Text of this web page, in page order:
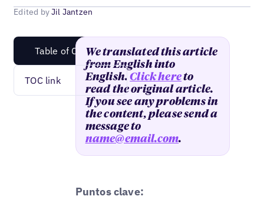
Edited byJil Jantzen
Table of Content
TOC link
We translated this article
from English into
English.Click hereto
read the original article.
If you see any problems in
the content, please send a
message to
name@email.com.
Puntos clave: